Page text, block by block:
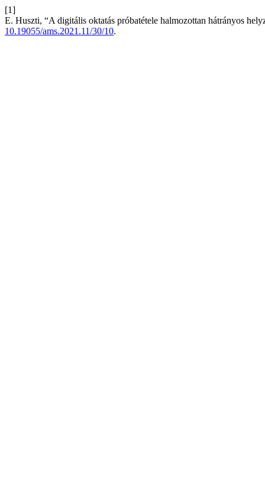
[1]
E. Huszti, “A digitális oktatás próbatétele halmozottan hátrányos
10.19055/ams.2021.11/30/10.